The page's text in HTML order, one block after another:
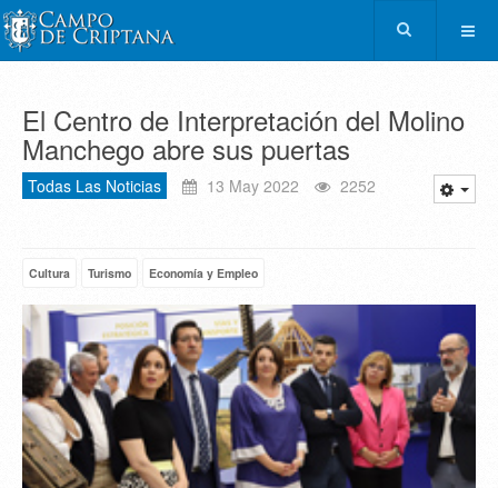
El Centro de Interpretación del Molino
Manchego abre sus puertas
Todas Las Noticias 13 May 2022 2252
Cultura Turismo Economía y Empleo